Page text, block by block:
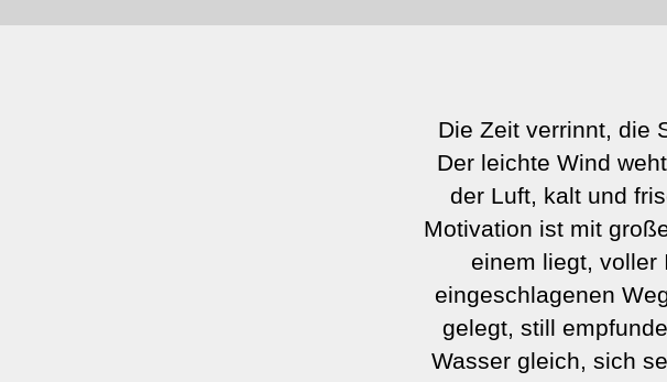
Die Zeit verrinnt, die
Der leichte Wind
der Luft, kalt und
Motivation ist mit
einem liegt, voller
eingeschlagenen
gelegt, still
Wasser gleich, sich